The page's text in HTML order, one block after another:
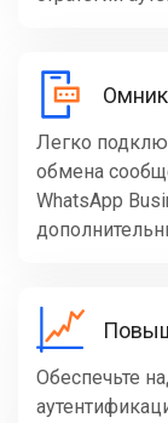
Легко
обмена
WhatsApp
Обеспечьте